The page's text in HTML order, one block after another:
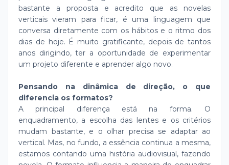
bastante a proposta e acredito que as novelas
verticais vieram para ficar, é uma linguagem que
conversa diretamente com os hábitos e o ritmo dos
dias de hoje. É muito gratificante, depois de tantos
anos dirigindo, ter a oportunidade de experimentar
um projeto diferente e aprender algo novo.
Pensando na dinâmica de direção, o que
diferencia os formatos?
A principal diferença está na forma. O
enquadramento, a escolha das lentes e os critérios
mudam bastante, e o olhar precisa se adaptar ao
vertical. Mas, no fundo, a essência continua a mesma,
estamos contando uma história audiovisual, fazendo